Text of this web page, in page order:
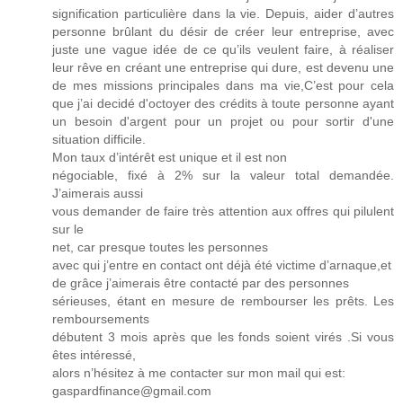
signification particulière dans la vie. Depuis, aider d’autres
personne brûlant du désir de créer leur entreprise, avec
juste une vague idée de ce qu’ils veulent faire, à réaliser
leur rêve en créant une entreprise qui dure, est devenu une
de mes missions principales dans ma vie,C’est pour cela
que j’ai decidé d'octoyer des crédits à toute personne ayant
un besoin d'argent pour un projet ou pour sortir d'une
situation difficile.
Mon taux d’intérêt est unique et il est non
négociable, fixé à 2% sur la valeur total demandée.
J’aimerais aussi
vous demander de faire très attention aux offres qui pilulent
sur le
net, car presque toutes les personnes
avec qui j’entre en contact ont déjà été victime d’arnaque,et
de grâce j’aimerais être contacté par des personnes
sérieuses, étant en mesure de rembourser les prêts. Les
remboursements
débutent 3 mois après que les fonds soient virés .Si vous
êtes intéressé,
alors n’hésitez à me contacter sur mon mail qui est:
gaspardfinance@gmail.com